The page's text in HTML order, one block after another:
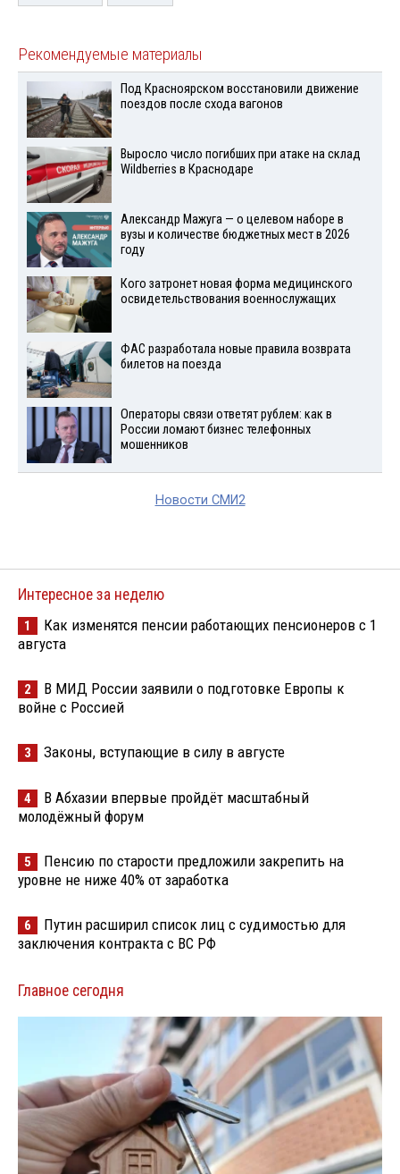
Рекомендуемые материалы
Под Красноярском восстановили движение
поездов после схода вагонов
Выросло число погибших при атаке на склад
Wildberries в Краснодаре
Александр Мажуга — о целевом наборе в
вузы и количестве бюджетных мест в 2026
году
Кого затронет новая форма медицинского
освидетельствования военнослужащих
ФАС разработала новые правила возврата
билетов на поезда
Операторы связи ответят рублем: как в
России ломают бизнес телефонных
мошенников
Новости СМИ2
Интересное за неделю
1
Как изменятся пенсии работающих пенсионеров с 1
августа
2
В МИД России заявили о подготовке Европы к
войне с Россией
3 Законы, вступающие в силу в августе
4
В Абхазии впервые пройдёт масштабный
молодёжный форум
5
Пенсию по старости предложили закрепить на
уровне не ниже 40% от заработка
6
Путин расширил список лиц с судимостью для
заключения контракта с ВС РФ
Главное сегодня